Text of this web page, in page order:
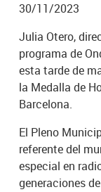
30/11/2023
Julia Otero,
programa de
esta tarde de
la Medalla de
Barcelona.
El Pleno
referente del
especial en
generaciones